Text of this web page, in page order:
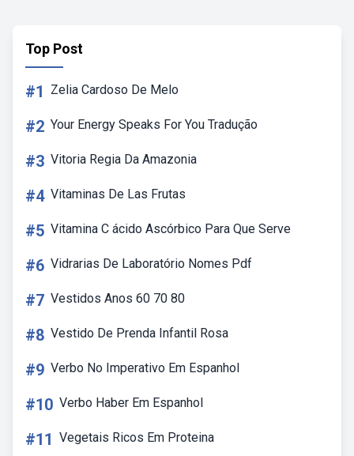
Top Post
#1 Zelia Cardoso De Melo
#2 Your Energy Speaks For You Tradução
#3 Vitoria Regia Da Amazonia
#4 Vitaminas De Las Frutas
#5 Vitamina C ácido Ascórbico Para Que Serve
#6 Vidrarias De Laboratório Nomes Pdf
#7 Vestidos Anos 60 70 80
#8 Vestido De Prenda Infantil Rosa
#9 Verbo No Imperativo Em Espanhol
#10 Verbo Haber Em Espanhol
#11 Vegetais Ricos Em Proteina